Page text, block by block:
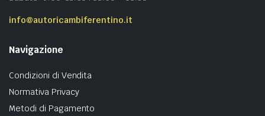
info@autoricambiferentino.it
Navigazione
Condizioni di Vendita
Normativa Privacy
Metodi di Pagamento